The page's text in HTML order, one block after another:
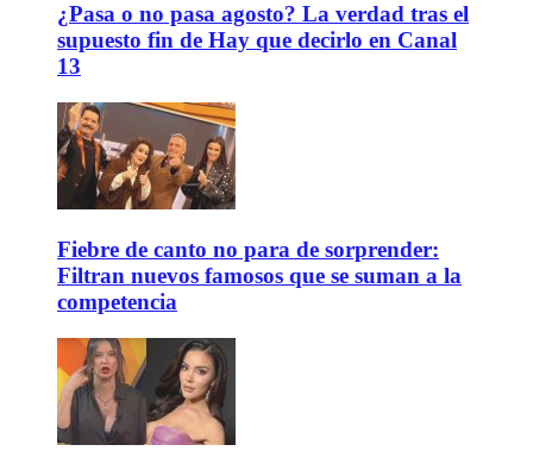
¿Pasa o no pasa agosto? La verdad tras el
supuesto fin de Hay que decirlo en Canal
13
Fiebre de canto no para de sorprender:
Filtran nuevos famosos que se suman a la
competencia